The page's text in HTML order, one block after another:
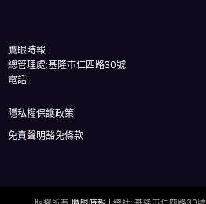
鷹眼時報
總管理處:基隆市仁四路30號
電話:
隱私權保護政策
免責聲明豁免條款